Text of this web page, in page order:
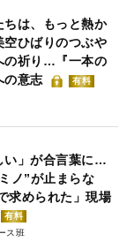
ちは、もっと熱か
空ひばりのつぶや
の祈り…『一本の
の意志
有料
い」が合言葉に…
ノ”が止まらな
められた」現場
有料
ス班